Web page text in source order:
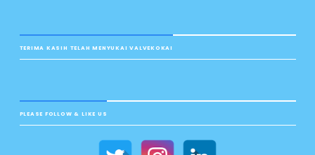
TERIMA KASIH TELAH MENYUKAI VALVEKOKAI
PLEASE FOLLOW & LIKE US